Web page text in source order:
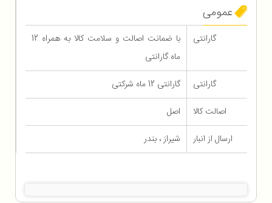
عمومی
گارانتی
با ضمانت اصالت و سلامت کالا به همراه 12
ماه گارانتی
گارانتی
گارانتی 12 ماه شرکتی
اصالت کالا
اصل
ارسال از انبار
شیراز ، بندر